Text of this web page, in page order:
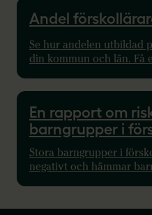
Andel
Se hur andelen utbildad
din kommun och län. Få
En rapport om
barngrupper i
Stora barngrupper i
negativt och hämmar